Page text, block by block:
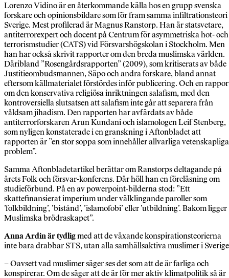
Lorenzo Vidino är en återkommande källa hos en grupp svenska
forskare och opinionsbildare som för fram samma infiltrationsteori
Sverige. Mest profilerad är Magnus Ranstorp. Han är statsvetare,
antiterror­expert och docent på Centrum för asymmetriska hot- och
terrorismstudier (CATS) vid Försvarshögskolan i Stockholm. Men
han har också skrivit rapporter om den breda muslimska världen.
Däribland ”Rosengårdsrapporten” (2009), som kritiserats av både
Justitieombudsmannen, Säpo och andra forskare, bland annat
eftersom källmaterialet förstördes inför publicering. Och en
om den konservativa religiösa inriktningen salafism, med den
kontroversiella slutsatsen att salafism inte går att separera från
våldsam jihadism. Den rapporten har avfärdats av både
antiterrorforskaren Arun Kundani och islamologen Leif Stenberg,
som nyligen konstaterade i en granskning i Aftonbladet att
rapporten är ”en stor soppa som innehåller allvarliga vetenskapliga
problem”.
Samma Aftonbladetartikel berättar om Ranstorps deltagande på
årets Folk och försvar-konferens. Där höll han en föreläsning om
studieförbund. På en av powerpoint-­bilderna stod: ”Ett
skattefinansierat imperium under välklingande paroller som
’folkbildning’, ’bistånd’, ’islamofobi’ eller ’utbildning’. Bakom ligger
Muslimska brödraskapet”.
Anna Ardin är tydligmed att de växande konspirationsteorierna
inte bara drabbar STS, utan alla samhällsaktiva muslimer i
– Oavsett vad muslimer säger ses det som att de är farliga och
konspirerar. Om de säger att de är för mer aktiv klimatpolitik så är